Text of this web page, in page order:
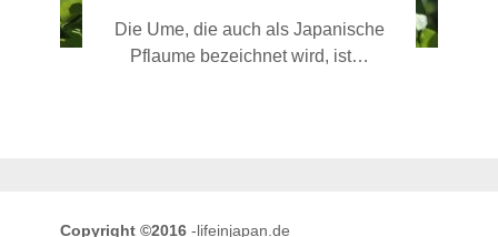
Die Ume, die auch als Japanische
Pflaume bezeichnet wird, ist…
Copyright ©2016 -lifeinjapan.de